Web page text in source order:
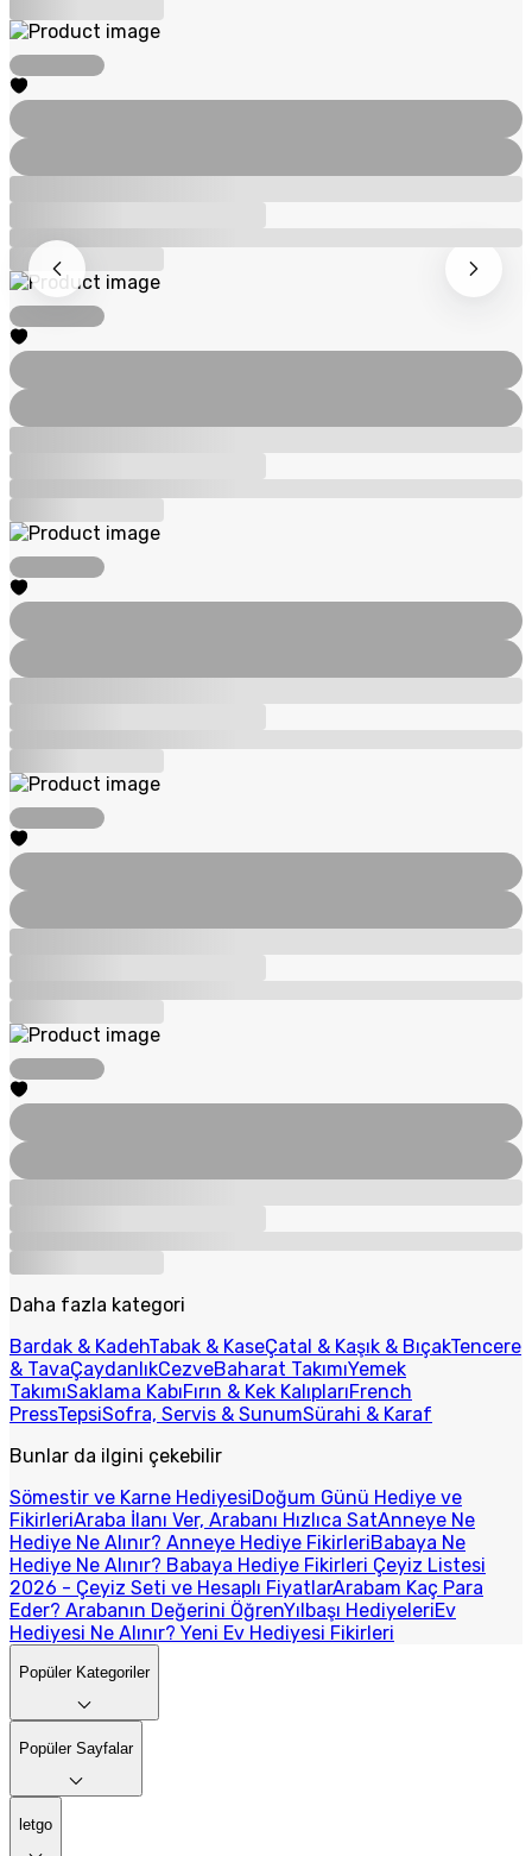
Daha fazla kategori
Bardak & KadehTabak & KaseÇatal & Kaşık & BıçakTencere
& TavaÇaydanlıkCezveBaharat TakımıYemek
TakımıSaklama KabıFırın & Kek KalıplarıFrench
PressTepsiSofra, Servis & SunumSürahi & Karaf
Bunlar da ilgini çekebilir
Sömestir ve Karne HediyesiDoğum Günü Hediye ve
FikirleriAraba İlanı Ver, Arabanı Hızlıca SatAnneye Ne
Hediye Ne Alınır? Anneye Hediye FikirleriBabaya Ne
Hediye Ne Alınır? Babaya Hediye Fikirleri Çeyiz Listesi
2026 - Çeyiz Seti ve Hesaplı FiyatlarArabam Kaç Para
Eder? Arabanın Değerini ÖğrenYılbaşı HediyeleriEv
Hediyesi Ne Alınır? Yeni Ev Hediyesi Fikirleri
Popüler Kategoriler
Popüler Sayfalar
letgo